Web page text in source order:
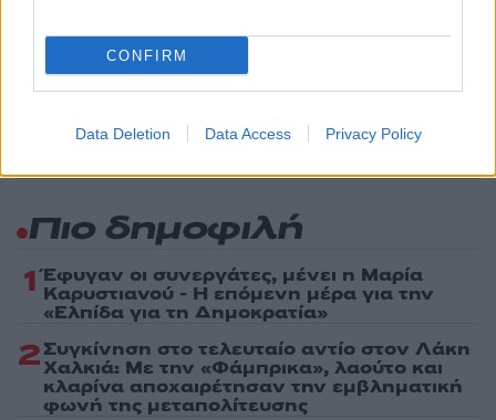
CONFIRM
Data Deletion Data Access Privacy Policy
Ακολουθήστε το Νewsit.gr στο
ενημερωθείτε πρώτοι για όλη την ειδησεογραφία και τα
Πιο δημοφιλή
1 Έφυγαν οι συνεργάτες, μένει η Μαρία
Καρυστιανού - Η επόμενη μέρα για την
«Ελπίδα για τη Δημοκρατία»
2Συγκίνηση στο τελευταίο αντίο στον Λάκη
Χαλκιά: Με την «Φάμπρικα», λαούτο και
κλαρίνα αποχαιρέτησαν την εμβληματική
φωνή της μεταπολίτευσης